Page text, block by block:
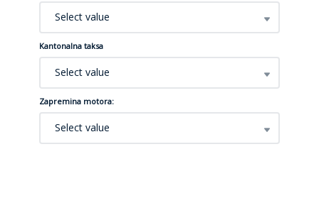
Select value
Kantonalna taksa
Select value
Zapremina motora:
Select value